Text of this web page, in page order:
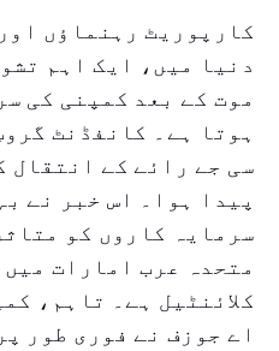
کارپوریٹ رہنماؤں
دنیا میں، ایک اہم
موت کے بعد کمپنی کی
ہوتا ہے۔ کانفڈنٹ
سی جے رائے کے انتقال
پیدا ہوا۔ اس خبر نے
سرمایہ کاروں کو
متحدہ عرب امارات
کلائنٹیل ہے۔ تاہم،
اے جوزف نے فوری طور